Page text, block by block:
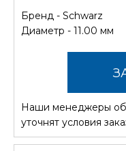
Бренд - Schwarz
Диаметр - 11.00 мм
Наши менеджеры
уточнят условия